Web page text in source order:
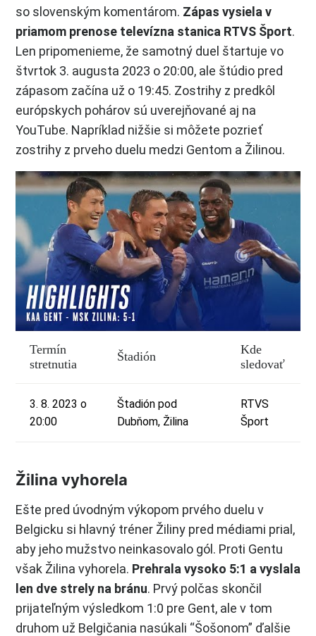
so slovenským komentárom. Zápas vysiela v
priamom prenose televízna stanica RTVS Šport.
Len pripomenieme, že samotný duel štartuje vo
štvrtok 3. augusta 2023 o 20:00, ale štúdio pred
zápasom začína už o 19:45. Zostrihy z predkôl
európskych pohárov sú uverejňované aj na
YouTube. Napríklad nižšie si môžete pozrieť
zostrihy z prveho duelu medzi Gentom a Žilinou.
Termín
stretnutia
Štadión
Kde
sledovať
3. 8. 2023 o
20:00
Štadión pod
Dubňom, Žilina
RTVS
Šport
Žilina vyhorela
Ešte pred úvodným výkopom prvého duelu v
Belgicku si hlavný tréner Žiliny pred médiami prial,
aby jeho mužstvo neinkasovalo gól. Proti Gentu
však Žilina vyhorela. Prehrala vysoko 5:1 a vyslala
len dve strely na bránu. Prvý polčas skončil
prijateľným výsledkom 1:0 pre Gent, ale v tom
druhom už Belgičania nasúkali “Šošonom” ďalšie